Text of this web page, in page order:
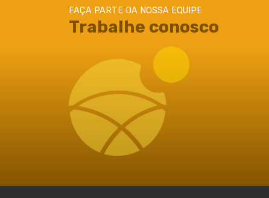
FAÇA PARTE DA NOSSA EQUIPE
Trabalhe conosco